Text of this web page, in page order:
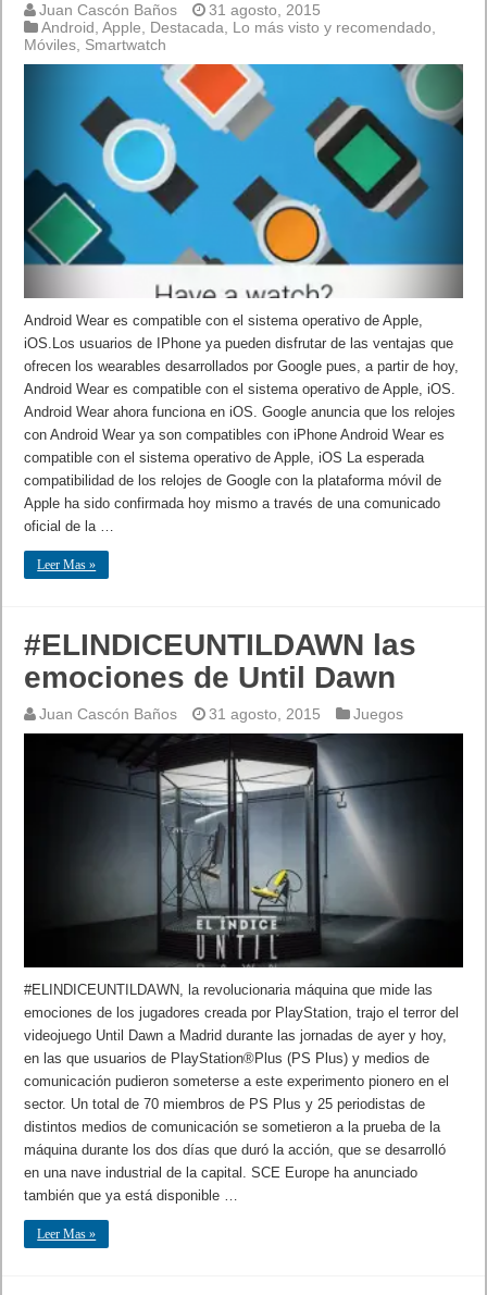
Juan Cascón Baños
31 agosto, 2015
Android,Apple, Destacada, Lo más visto y recomendado,
Móviles, Smartwatch
Android Wear es compatible con el sistema operativo de Apple,
iOS.Los usuarios de IPhone ya pueden disfrutar de las ventajas que
ofrecen los wearables desarrollados por Google pues, a partir de hoy,
Android Wear es compatible con el sistema operativo de Apple, iOS.
Android Wear ahora funciona en iOS. Google anuncia que los relojes
con Android Wear ya son compatibles con iPhone Android Wear es
compatible con el sistema operativo de Apple, iOS La esperada
compatibilidad de los relojes de Google con la plataforma móvil de
Apple ha sido confirmada hoy mismo a través de una comunicado
oficial de la …
Leer Mas »
#ELINDICEUNTILDAWN las
emociones de Until Dawn
Juan Cascón Baños 31 agosto, 2015 Juegos
#ELINDICEUNTILDAWN, la revolucionaria máquina que mide las
emociones de los jugadores creada por PlayStation, trajo el terror del
videojuego Until Dawn a Madrid durante las jornadas de ayer y hoy,
en las que usuarios de PlayStation®Plus (PS Plus) y medios de
comunicación pudieron someterse a este experimento pionero en el
sector. Un total de 70 miembros de PS Plus y 25 periodistas de
distintos medios de comunicación se sometieron a la prueba de la
máquina durante los dos días que duró la acción, que se desarrolló
en una nave industrial de la capital. SCE Europe ha anunciado
también que ya está disponible …
Leer Mas »